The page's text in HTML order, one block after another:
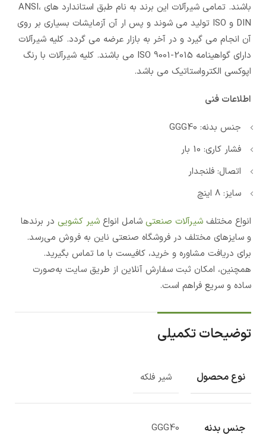
باشند. تمامی شیرآلات این برند به نام طبق استاندارد های ANSI،
DIN و ISO تولید می شوند و پس ار آن آزمایشات بسیاری بر روی
آن انجام می گیرد و در آخر به بازار عرضه می گردد. کلیه شیرآلات
دارای گواهینامه ISO 9001-2015 می باشند. کلیه شیرآلات با رنگ
اپوکسی الکترواستاتیک می باشد.
اطلاعات فنی
جنس بدنه: GGG40
فشار کاری: 10 بار
اتصال: فلنجدار
سایز: 8 اینچ
انواع مختلف شیرآلات صنعتی شامل انواع شیر کشویی در برندها
و سایزهای مختلف در فروشگاه صنعتی ناین به فروش می‌رسد.
برای دریافت مشاوره و خرید، کافیست با ما تماس بگیرید.
همچنین، امکان ثبت سفارش آنلاین از طریق سایت به‌صورت
ساده و سریع فراهم است.
توضیحات تکمیلی
نوع محصول شیر فلکه
جنس بدنه GGG40